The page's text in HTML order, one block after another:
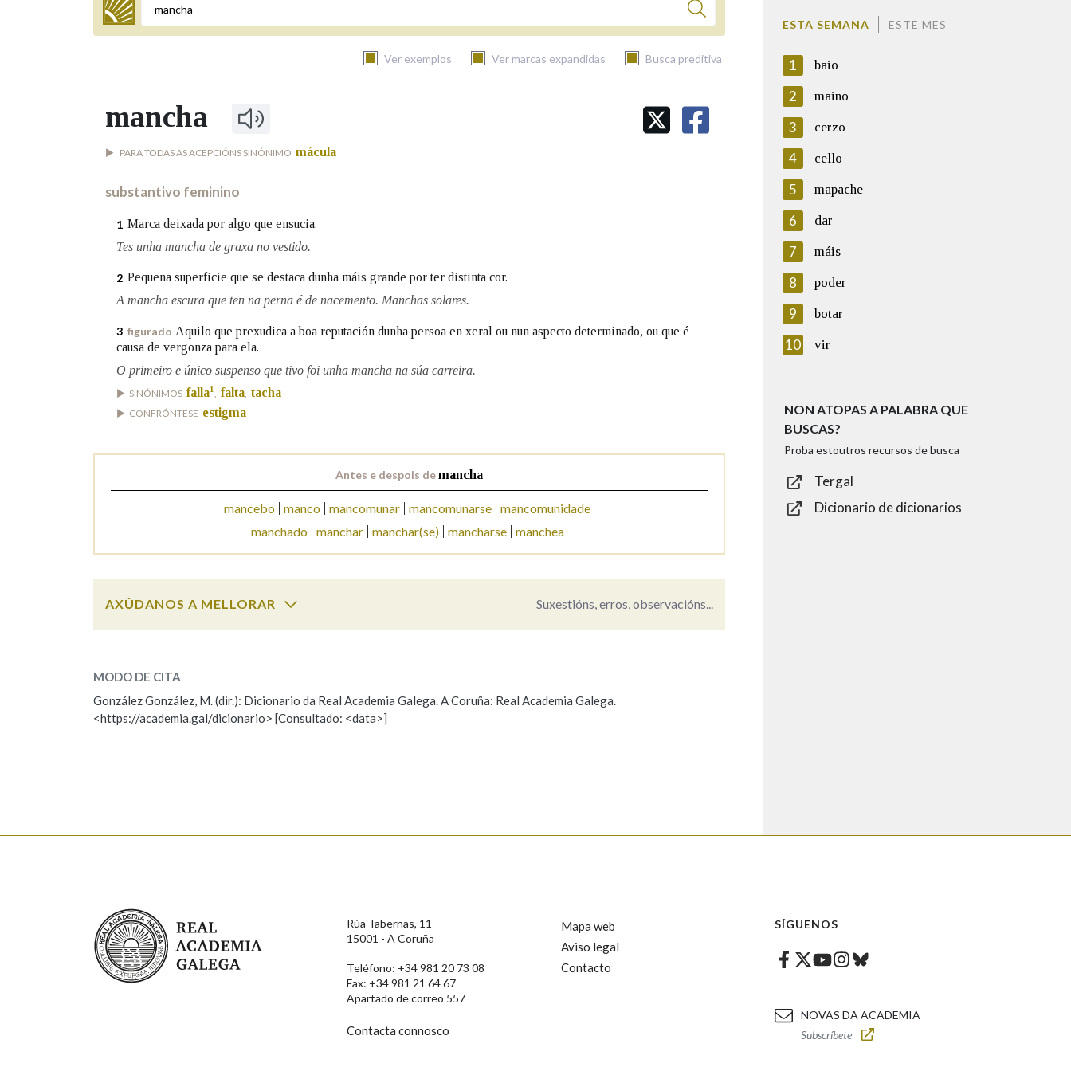
Termo a buscar
Ver exemplos Ver marcas expandidas Busca preditiva
BUSCAR NOS LEMAS
Comeza por
Remata por
Contén
OUTRAS OPCIÓNS DE BUSCA
Marcas gramaticais
AXUDA NA BUSCA
mancha
PARA TODAS AS ACEPCIÓNS SINÓNIMO mácula
substantivo feminino
1 Marca deixada por algo que ensucia.
Tes unha mancha de graxa no vestido.
2 Pequena superficie que se destaca dunha máis grande por ter distinta cor.
A mancha escura que ten na perna é de nacemento. Manchas solares.
3 figurado Aquilo que prexudica a boa reputación dunha persoa en xeral ou nun aspecto determinado, ou que é
causa de vergonza para ela.
O primeiro e único suspenso que tivo foi unha mancha na súa carreira.
SINÓNIMOS falla1, falta, tacha
CONFRÓNTESE estigma
Antes e despois demancha
mancebo manco mancomunar mancomunarse mancomunidade
manchado
manchar manchar(se) mancharse manchea
AXÚDANOS A MELLORAR Suxestións, erros, observacións...
ESCOLLE UNHA OPCIÓN:
Observación Hai un erro na palabra Propoño mellorar a definición
Comentario
MODO DE CITA
González González, M. (dir.): Dicionario da Real Academia Galega. A Coruña: Real Academia Galega.
<https://academia.gal/dicionario> [Consultado: <data>]
ESTA SEMANA ESTE MES
1 baio
2 maino
3 cerzo
4 cello
5 mapache
6 dar
7 máis
8 poder
9 botar
10 vir
NON ATOPAS A PALABRA QUE
BUSCAS?
Proba estoutros recursos de busca
Tergal
Dicionario de dicionarios
Real Academia Galega
Rúa Tabernas, 11
15001 - A Coruña
Teléfono: +34 981 20 73 08
Fax: +34 981 21 64 67
Apartado de correo 557
Contacta connosco
Mapa web
Aviso legal
Contacto
SÍGUENOS
Facebook
Twitter
Youtube
Instagram
Bluesky
NOVAS DA ACADEMIA
Subscríbete